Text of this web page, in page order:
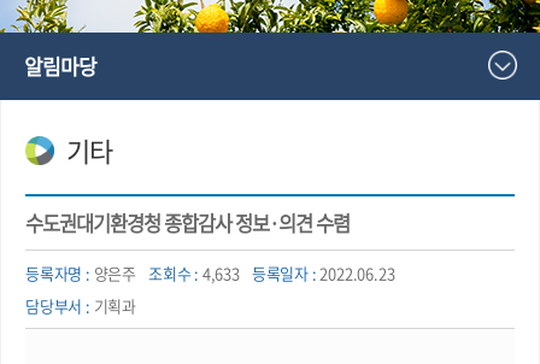
알림마당
기타
수도권대기환경청 종합감사 정보·의견 수렴
등록자명 : 양은주 조회수 : 4,633 등록일자 : 2022.06.23
담당부서 : 기획과